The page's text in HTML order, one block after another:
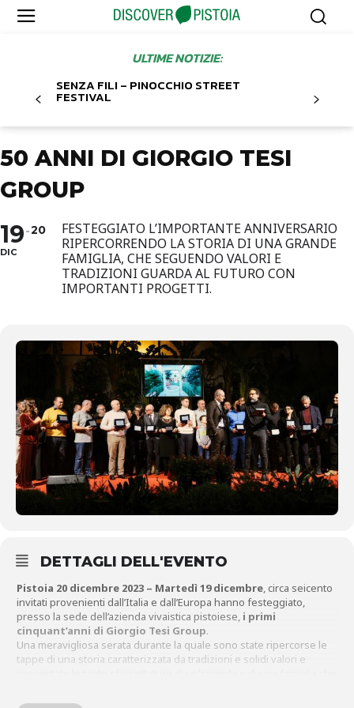
ULTIME NOTIZIE:
SENZA FILI – PINOCCHIO STREET
FESTIVAL
50 ANNI DI GIORGIO TESI
GROUP
19
DIC
20
FESTEGGIATO L’IMPORTANTE ANNIVERSARIO
RIPERCORRENDO LA STORIA DI UNA GRANDE
FAMIGLIA, CHE SEGUENDO VALORI E
TRADIZIONI GUARDA AL FUTURO CON
IMPORTANTI PROGETTI.
DETTAGLI DELL'EVENTO
Pistoia 20 dicembre 2023 – Martedì 19 dicembre, circa seicento
invitati provenienti dall’Italia e dall’Europa hanno festeggiato,
presso la sede dell’azienda vivaistica pistoiese, i primi
cinquant’anni di Giorgio Tesi Group.
Una meravigliosa serata durante la quale sono state ripercorse le
tappe di una storia caratterizzata da tradizioni e solidi valori e
Nel tardo pomeriggio quindi, prima la Santa Messa celebrata da